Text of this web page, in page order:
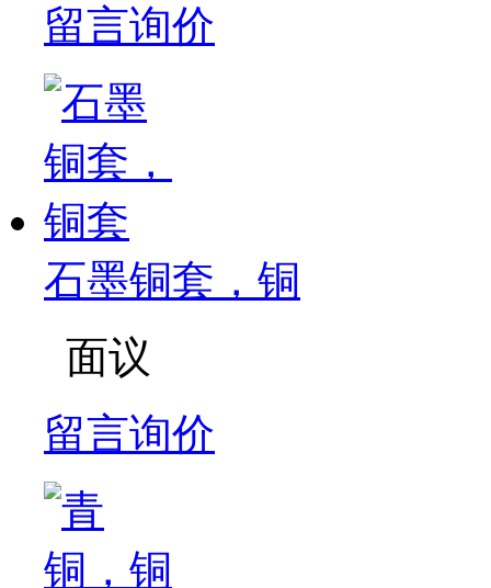
留言询价
石墨铜套，铜
面议
留言询价